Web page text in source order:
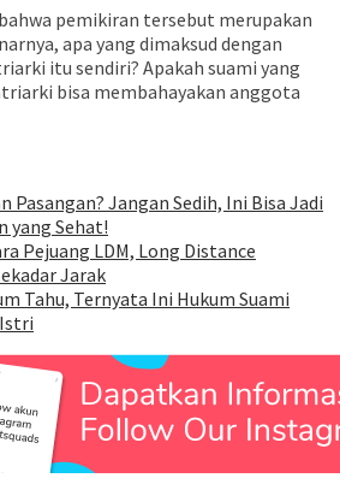
pemikiran tersebut merupakan
apa yang dimaksud dengan
itu sendiri? Apakah suami yang
bisa membahayakan anggota
Pasangan? Jangan Sedih, Ini Bisa Jadi
yang Sehat!
Pejuang LDM, Long Distance
Jarak
Tahu, Ternyata Ini Hukum Suami